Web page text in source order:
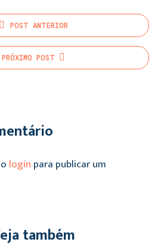
POST ANTERIOR
PRÓXIMO POST
login para publicar um
também